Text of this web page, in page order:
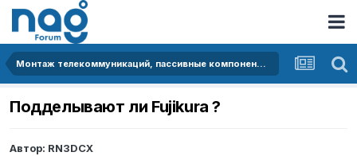
Монтаж телекоммуникаций, пассивные компоненты, Инструменты, оборудование...
Подделывают ли Fujikura ?
Автор: RN3DCX